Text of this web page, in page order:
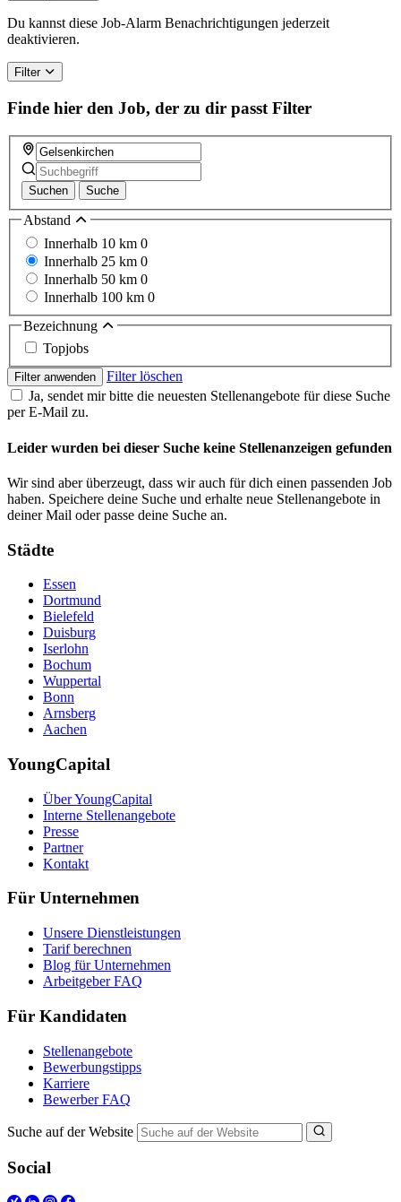
Du kannst diese Job-Alarm Benachrichtigungen jederzeit
deaktivieren.
Filter
Finde hier den Job, der zu dir passt Filter
Suchen Suche
Abstand
Innerhalb 10 km 0
Innerhalb 25 km 0
Innerhalb 50 km 0
Innerhalb 100 km 0
Bezeichnung
Topjobs
Filter anwenden
Filter löschen
Ja, sendet mir bitte die neuesten Stellenangebote für diese Suche
per E-Mail zu.
Leider wurden bei dieser Suche keine Stellenanzeigen gefunden
Wir sind aber überzeugt, dass wir auch für dich einen passenden Job
haben. Speichere deine Suche und erhalte neue Stellenangebote in
deiner Mail oder passe deine Suche an.
Städte
Essen
Dortmund
Bielefeld
Duisburg
Iserlohn
Bochum
Wuppertal
Bonn
Arnsberg
Aachen
YoungCapital
Über YoungCapital
Interne Stellenangebote
Presse
Partner
Kontakt
Für Unternehmen
Unsere Dienstleistungen
Tarif berechnen
Blog für Unternehmen
Arbeitgeber FAQ
Für Kandidaten
Stellenangebote
Bewerbungstipps
Karriere
Bewerber FAQ
Suche auf der Website
Social